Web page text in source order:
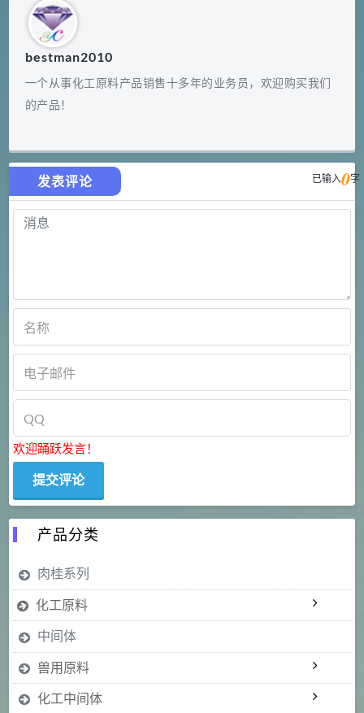
bestman2010
一个从事化工原料产品销售十多年的业务员，欢迎购买我们
的产品！
发表评论 已输入0字
欢迎踊跃发言！
产品分类
肉桂系列
化工原料
中间体
兽用原料
化工中间体